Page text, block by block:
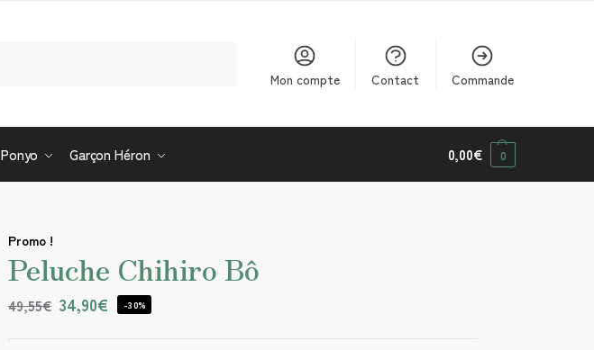
Mon compte Contact Commande
Ponyo Garçon Héron 0,00€ 0
Promo !
Peluche Chihiro Bô
49,55€ 34,90€ -30%